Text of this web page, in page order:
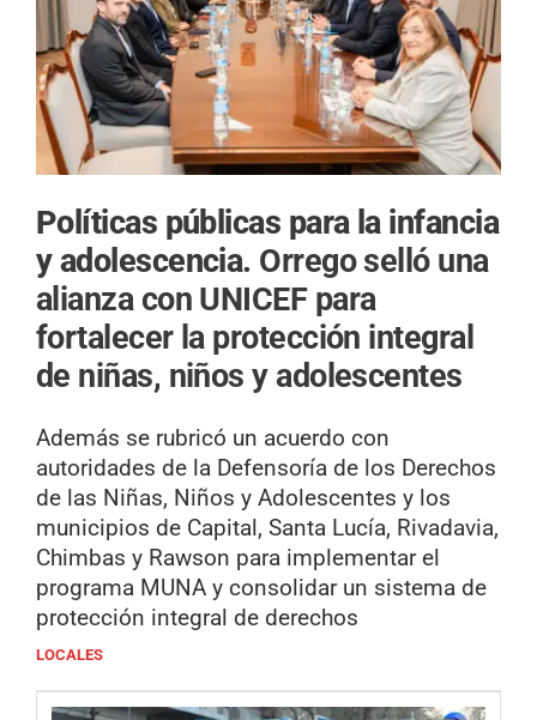
Políticas públicas para la infancia
y adolescencia. Orrego selló una
alianza con UNICEF para
fortalecer la protección integral
de niñas, niños y adolescentes
Además se rubricó un acuerdo con
autoridades de la Defensoría de los Derechos
de las Niñas, Niños y Adolescentes y los
municipios de Capital, Santa Lucía, Rivadavia,
Chimbas y Rawson para implementar el
programa MUNA y consolidar un sistema de
protección integral de derechos
LOCALES